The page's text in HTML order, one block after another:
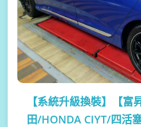
【系統升級換裝】
【
田/HONDA CIYT/四活